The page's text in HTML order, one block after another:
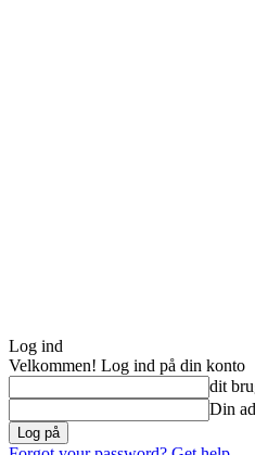
Log ind
Velkommen! Log ind på din konto
dit
Din